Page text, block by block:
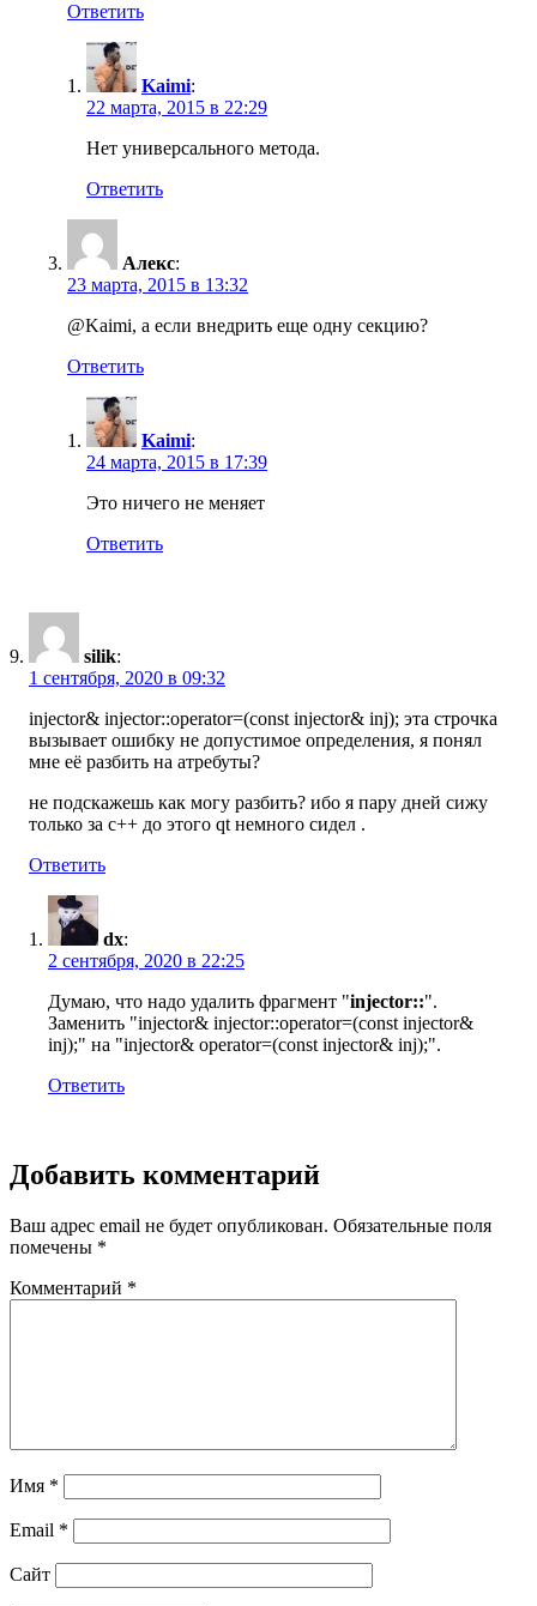
Ответить
Kaimi:
22 марта, 2015 в 22:29
Нет универсального метода.
Ответить
Алекс:
23 марта, 2015 в 13:32
@Kaimi, а если внедрить еще одну секцию?
Ответить
Kaimi:
24 марта, 2015 в 17:39
Это ничего не меняет
Ответить
silik:
1 сентября, 2020 в 09:32
injector& injector::operator=(const injector& inj); эта строчка
вызывает ошибку не допустимое определения, я понял
мне её разбить на атребуты?
не подскажешь как могу разбить? ибо я пару дней сижу
только за с++ до этого qt немного сидел .
Ответить
dx:
2 сентября, 2020 в 22:25
Думаю, что надо удалить фрагмент "injector::".
Заменить "injector& injector::operator=(const injector&
inj);" на "injector& operator=(const injector& inj);".
Ответить
Добавить комментарий
Ваш адрес email не будет опубликован. Обязательные поля
помечены *
Комментарий *
Имя *
Email *
Сайт